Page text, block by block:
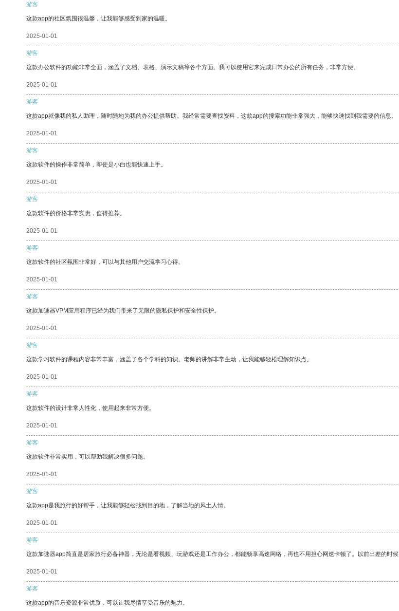
游客
这款app的社区氛围很温馨，让我能够感受到家的温暖。
2025-01-01
游客
这款办公软件的功能非常全面，涵盖了文档、表格、演示文稿等各个方面。我可以使用它来完成日常办公的所有任务，非常方便。
2025-01-01
游客
这款app就像我的私人助理，随时随地为我的办公提供帮助。我经常需要查找资料，这款app的搜索功能非常强大，能够快速找到我需要的信息。
2025-01-01
游客
这款软件的操作非常简单，即使是小白也能快速上手。
2025-01-01
游客
这款软件的价格非常实惠，值得推荐。
2025-01-01
游客
这款软件的社区氛围非常好，可以与其他用户交流学习心得。
2025-01-01
游客
这款加速器VPM应用程序已经为我们带来了无限的隐私保护和安全性保护。
2025-01-01
游客
这款学习软件的课程内容非常丰富，涵盖了各个学科的知识。老师的讲解非常生动，让我能够轻松理解知识点。
2025-01-01
游客
这款软件的设计非常人性化，使用起来非常方便。
2025-01-01
游客
这款软件非常实用，可以帮助我解决很多问题。
2025-01-01
游客
这款app是我旅行的好帮手，让我能够轻松找到目的地，了解当地的风土人情。
2025-01-01
游客
这款加速器app简直是居家旅行必备神器，无论是看视频、玩游戏还是工作办公，都能畅享高速网络，再也不用担心网速卡顿了。以前出差的时
2025-01-01
游客
这款app的音乐资源非常优质，可以让我尽情享受音乐的魅力。